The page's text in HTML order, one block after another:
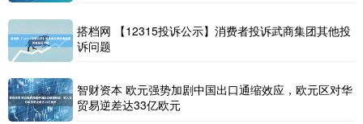
搭档网 【12315投诉公示】消费者投诉武商集团其他投
诉问题
智财资本 欧元强势加剧中国出口通缩效应，欧元区对华
贸易逆差达33亿欧元